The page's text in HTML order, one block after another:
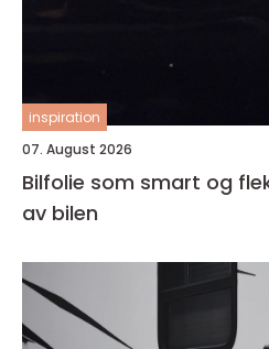
inspiration
07. August 2026
Bilfolie som smart og
av bilen